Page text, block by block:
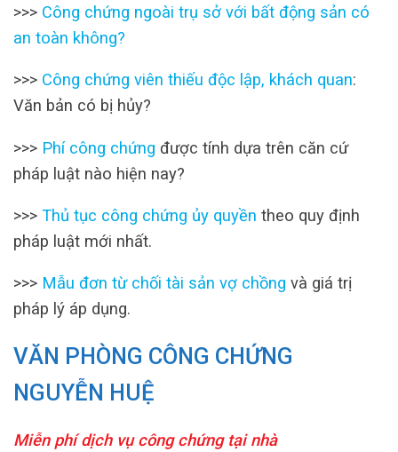
>>> Công chứng ngoài trụ sở với bất động sản có
an toàn không?
>>> Công chứng viên thiếu độc lập, khách quan:
Văn bản có bị hủy?
>>> Phí công chứng được tính dựa trên căn cứ
pháp luật nào hiện nay?
>>> Thủ tục công chứng ủy quyền theo quy định
pháp luật mới nhất.
>>> Mẫu đơn từ chối tài sản vợ chồng và giá trị
pháp lý áp dụng.
VĂN PHÒNG CÔNG CHỨNG
NGUYỄN HUỆ
Miễn phí dịch vụ công chứng tại nhà